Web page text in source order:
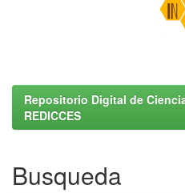
Repositorio Digital de
REDICCES
Busqueda